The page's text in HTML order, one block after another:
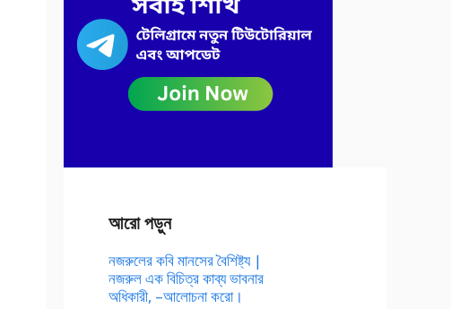
আরো পড়ুন
নজরুলের কবি মানসের বৈশিষ্ট্য |
নজরুল এক বিচিত্র কাব্য ভাবনার
অধিকারী, –আলোচনা করো।